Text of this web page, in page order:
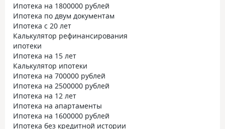
Ипотека на 1800000 рублей
Ипотека по двум документам
Ипотека с 20 лет
Калькулятор рефинансирования
ипотеки
Ипотека на 15 лет
Калькулятор ипотеки
Ипотека на 700000 рублей
Ипотека на 2500000 рублей
Ипотека на 12 лет
Ипотека на апартаменты
Ипотека на 1600000 рублей
Ипотека без кредитной истории